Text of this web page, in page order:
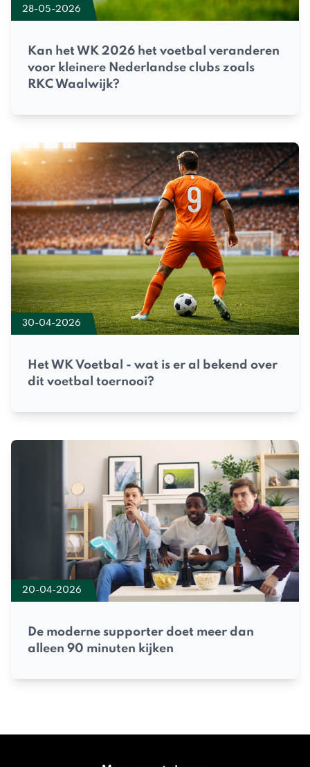
28-05-2026
Kan het WK 2026 het voetbal veranderen
voor kleinere Nederlandse clubs zoals
RKC Waalwijk?
30-04-2026
Het WK Voetbal - wat is er al bekend over
dit voetbal toernooi?
20-04-2026
De moderne supporter doet meer dan
alleen 90 minuten kijken